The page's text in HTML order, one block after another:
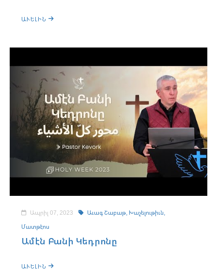
ԱՒԵԼԻՆ
Ապրիլ 07, 2023 Աւագ Շաբաթ,Խաչելութիւն,
Մատթէոս
Ամէն Բանի Կեդրոնը
ԱՒԵԼԻՆ